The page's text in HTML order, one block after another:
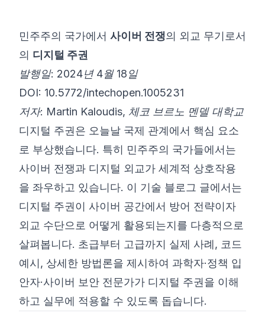
©2026 8200 사이버 부트캠프
민주주의 국가에서 사이버 전쟁의 외교 무기로서
의 디지털 주권
발행일: 2024년 4월 18일
DOI: 10.5772/intechopen.1005231
저자: Martin Kaloudis, 체코 브르노 멘델 대학교
디지털 주권은 오늘날 국제 관계에서 핵심 요소
로 부상했습니다. 특히 민주주의 국가들에서는
사이버 전쟁과 디지털 외교가 세계적 상호작용
을 좌우하고 있습니다. 이 기술 블로그 글에서는
디지털 주권이 사이버 공간에서 방어 전략이자
외교 수단으로 어떻게 활용되는지를 다층적으로
살펴봅니다. 초급부터 고급까지 실제 사례, 코드
예시, 상세한 방법론을 제시하여 과학자·정책 입
안자·사이버 보안 전문가가 디지털 주권을 이해
하고 실무에 적용할 수 있도록 돕습니다.